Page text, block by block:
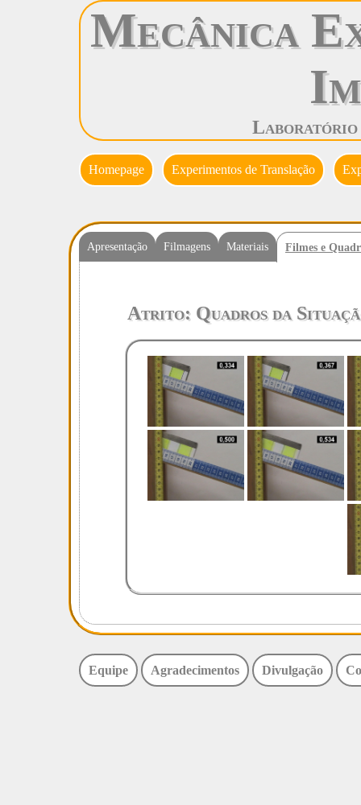
Mecânica
Laboratório
Homepage Experimentos de Translação
Apresentação Filmagens Materiais Filmes e
Atrito: Quadros da
Equipe Agradecimentos Divulgação